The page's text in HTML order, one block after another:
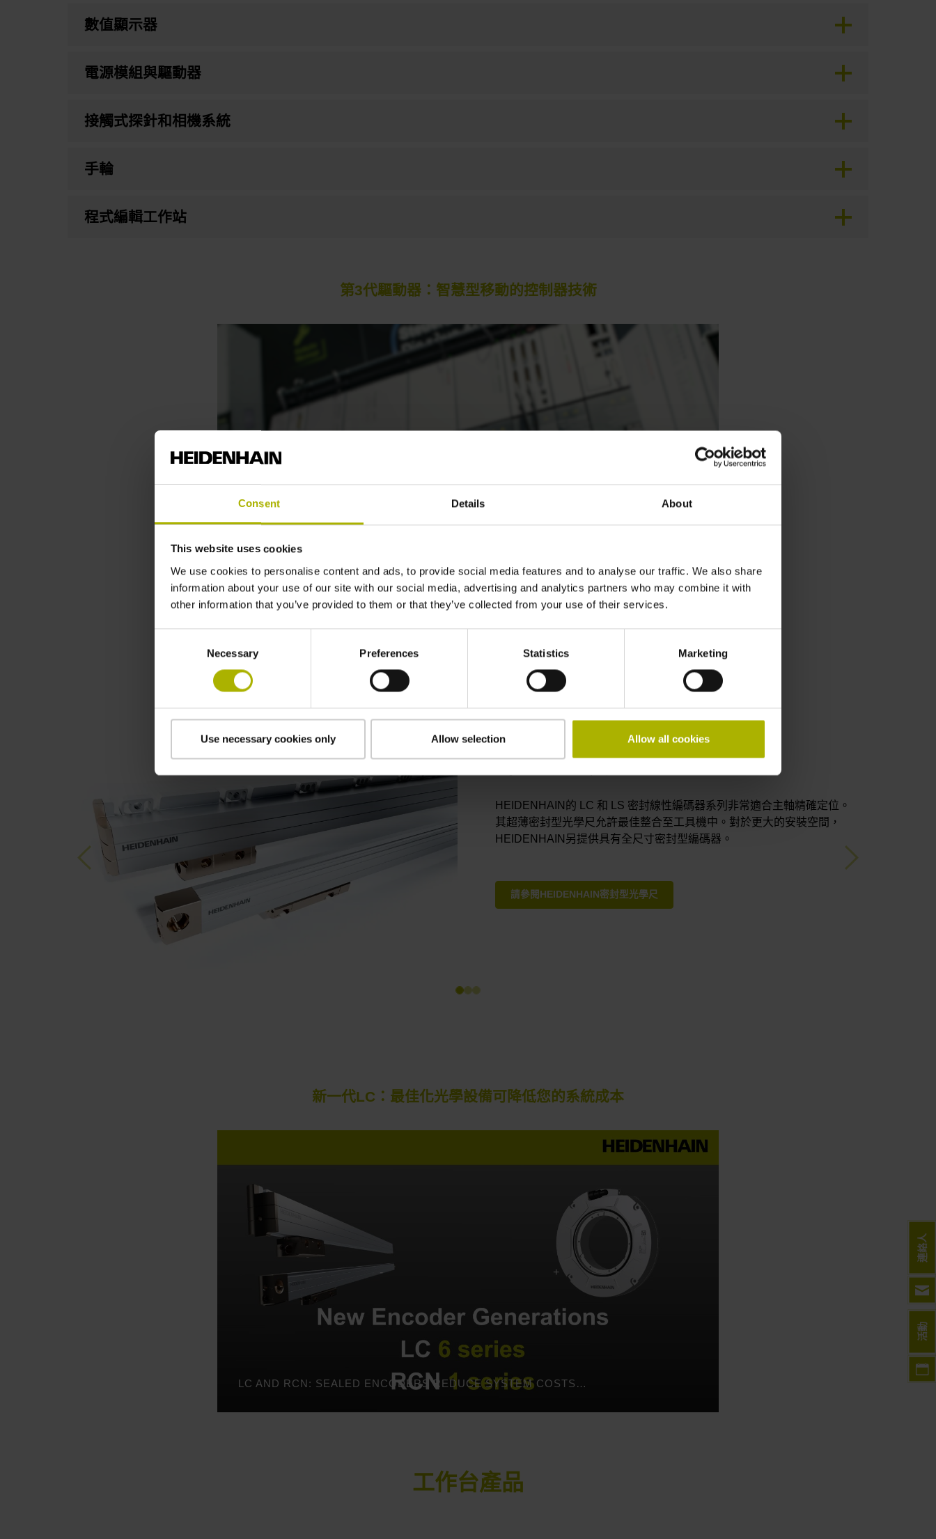
Consent Details About
This website uses cookies
We use cookies to personalise content and ads, to provide social media features and to analyse our traffic. We also share
information about your use of our site with our social media, advertising and analytics partners who may combine it with
other information that you’ve provided to them or that they’ve collected from your use of their services.
Necessary Preferences Statistics Marketing
Use necessary cookies only Allow selection Allow all cookies
數值顯示器
電源模組與驅動器
接觸式探針和相機系統
手輪
程式編輯工作站
第3代驅動器：智慧型移動的控制器技術
GEN 3 DRIVES: CONTROL TECHNOLOGY THAT MOVES INTELLIGENTLY
HEIDENHAIN的 LC 和 LS 密封線性編碼器系列非常適合主軸精確定位。
其超薄密封型光學尺允許最佳整合至工具機中。對於更大的安裝空間，
HEIDENHAIN另提供具有全尺寸密封型編碼器。
請參閱HEIDENHAIN密封型光學尺
Previous Next
新一代LC：最佳化光學設備可降低您的系統成本
LC AND RCN: SEALED ENCODERS REDUCE SYSTEM COSTS | HEIDENHAIN
工作台產品
活動
連絡人